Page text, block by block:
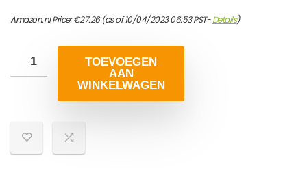
Amazon.nl Price:€27.26(as of 10/04/2023 06:53 PST-Details)
TOEVOEGEN
AAN
WINKELWAGEN